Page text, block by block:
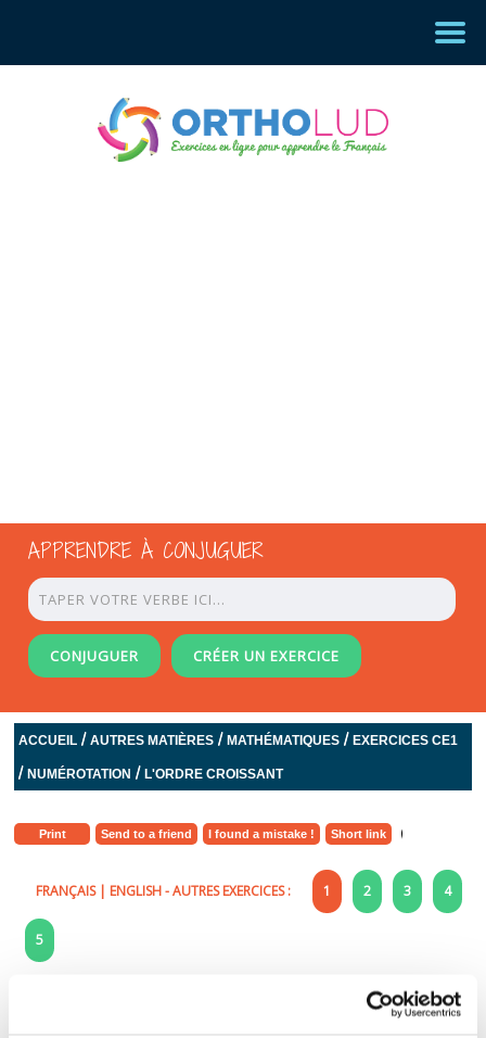
APPRENDRE À CONJUGUER
CONJUGUER CRÉER UN EXERCICE
ACCUEIL /AUTRES MATIÈRES /MATHÉMATIQUES /EXERCICES CE1
/NUMÉROTATION /L'ORDRE CROISSANT
Print Send to a friend I found a mistake ! Short link
FRANÇAIS| ENGLISH- AUTRES EXERCICES : 1 2 3 4
5
1 - Mathematics exercise for ages 7 to 8: